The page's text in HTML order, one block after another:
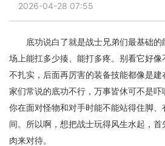
2026-04-28 07:55
底功说白了就是战士兄弟们最基础
场上能扛多少揍、能打多疼。别看它好
不扎实，后面再厉害的装备技能都像是
家们常说的底功不行，万事皆休可不是
你在面对怪物和对手时能不能站得住脚
间。所以啊，想把战士玩得风生水起，
肉来对待。